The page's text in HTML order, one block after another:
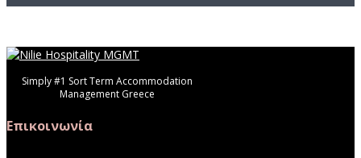
Simply #1 Sort Term Accommodation
Management Greece
Επικοινωνία